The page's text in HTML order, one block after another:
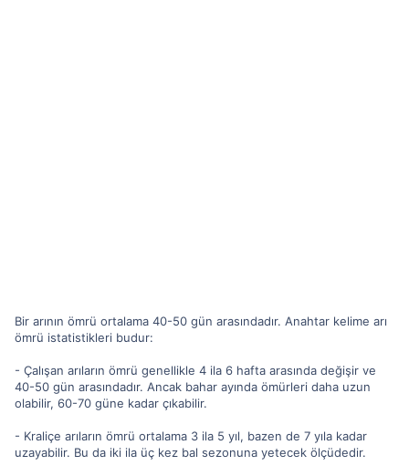
Bir arının ömrü ortalama 40-50 gün arasındadır. Anahtar kelime arı
ömrü istatistikleri budur:
- Çalışan arıların ömrü genellikle 4 ila 6 hafta arasında değişir ve
40-50 gün arasındadır. Ancak bahar ayında ömürleri daha uzun
olabilir, 60-70 güne kadar çıkabilir.
- Kraliçe arıların ömrü ortalama 3 ila 5 yıl, bazen de 7 yıla kadar
uzayabilir. Bu da iki ila üç kez bal sezonuna yetecek ölçüdedir.